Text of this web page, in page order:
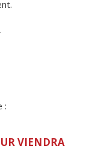
:
VIENDRA